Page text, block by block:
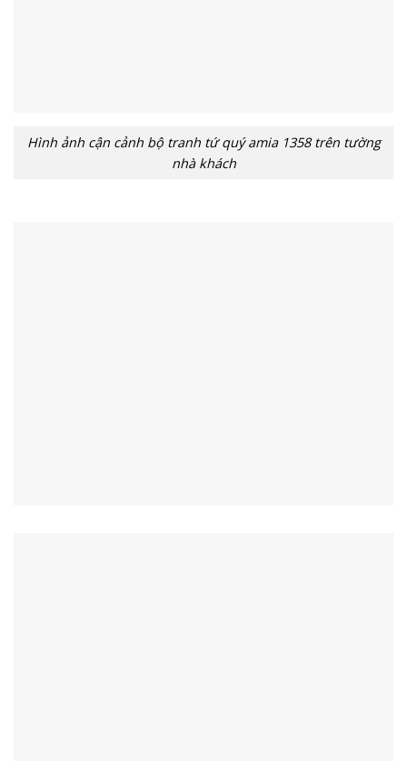
Hình ảnh cận cảnh bộ tranh tứ quý amia 1358 trên tường
nhà khách